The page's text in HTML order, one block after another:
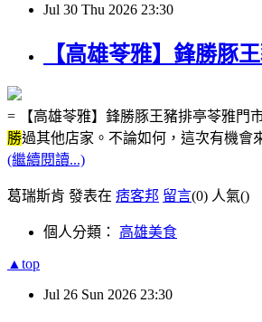
Jul 30 Thu 2026 23:30
【高雄苓雅】鋒勝豚
= 【高雄苓雅】鋒勝豚王豬排亭苓雅門
勝過其他店家。不論如何，這次有機會
(繼續閱讀...)
葛瑞斯肯 發表在 痞客邦 留言(0) 人氣()
個人分類： 高雄美食
▲top
Jul 26 Sun 2026 23:30